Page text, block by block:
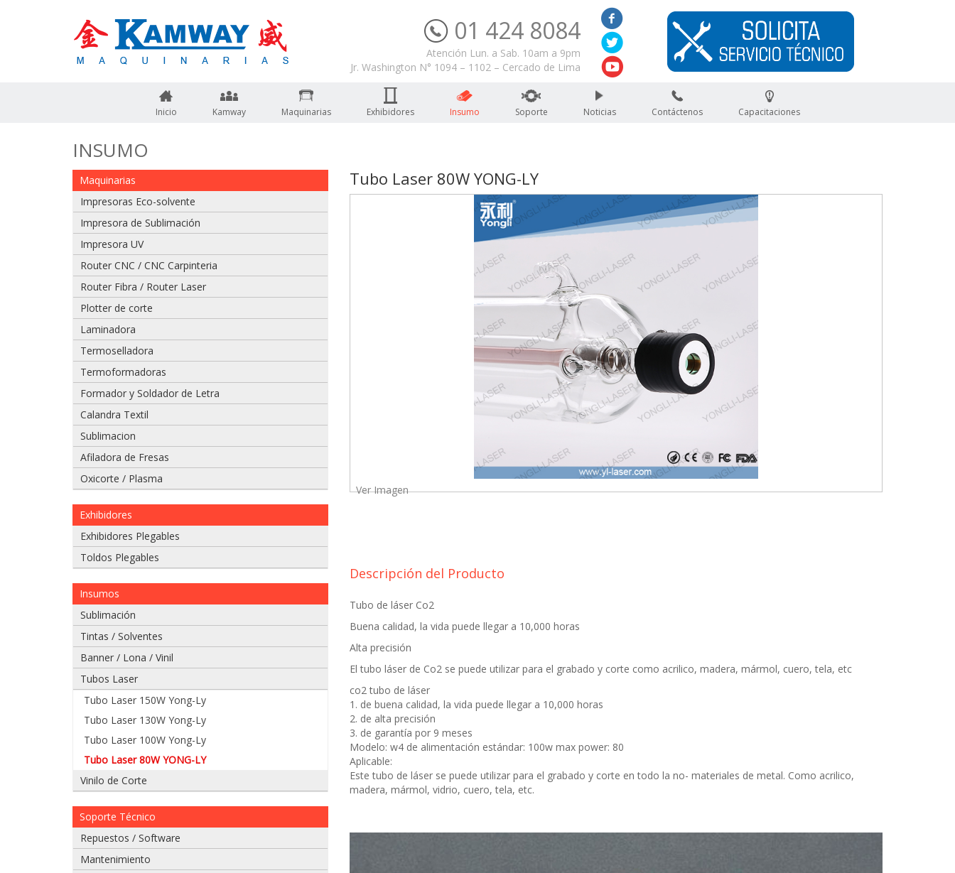
01 424 8084
Atención Lun. a Sab. 10am a 9pm
Jr. Washington N° 1094 – 1102 – Cercado de Lima
Inicio Kamway Maquinarias Exhibidores Insumo Soporte Noticias Contáctenos Capacitaciones
Servicio Técnico
Adjuntar imagen de factura, guía o boleta:
Adjuntar imágenes de problema:
Si tiene un video del problema que tiene envielo a nuestro whatsapp:
975 628 067
975 628 609
INSUMO
Maquinarias
Impresoras Eco-solvente
Impresora de Sublimación
Impresora UV
Router CNC / CNC Carpinteria
Router Fibra / Router Laser
Plotter de corte
Laminadora
Termoselladora
Termoformadoras
Formador y Soldador de Letra
Calandra Textil
Sublimacion
Afiladora de Fresas
Oxicorte / Plasma
Exhibidores
Exhibidores Plegables
Toldos Plegables
Insumos
Sublimación
Tintas / Solventes
Banner / Lona / Vinil
Tubos Laser
Tubo Laser 150W Yong-Ly
Tubo Laser 130W Yong-Ly
Tubo Laser 100W Yong-Ly
Tubo Laser 80W YONG-LY
Vinilo de Corte
Soporte Técnico
Repuestos / Software
Mantenimiento
Tubo Laser 80W YONG-LY
Ver Imagen
Descripción del Producto
Tubo de láser Co2
Buena calidad, la vida puede llegar a 10,000 horas
Alta precisión
El tubo láser de Co2 se puede utilizar para el grabado y corte como acrilico, madera, mármol, cuero, tela, etc
co2 tubo de láser
1. de buena calidad, la vida puede llegar a 10,000 horas
2. de alta precisión
3. de garantía por 9 meses
Modelo: w4 de alimentación estándar: 100w max power: 80
Aplicable:
Este tubo de láser se puede utilizar para el grabado y corte en todo la no- materiales de metal. Como acrilico,
madera, mármol, vidrio, cuero, tela, etc.